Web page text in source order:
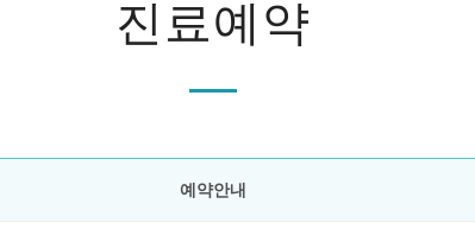
진료예약
예약안내